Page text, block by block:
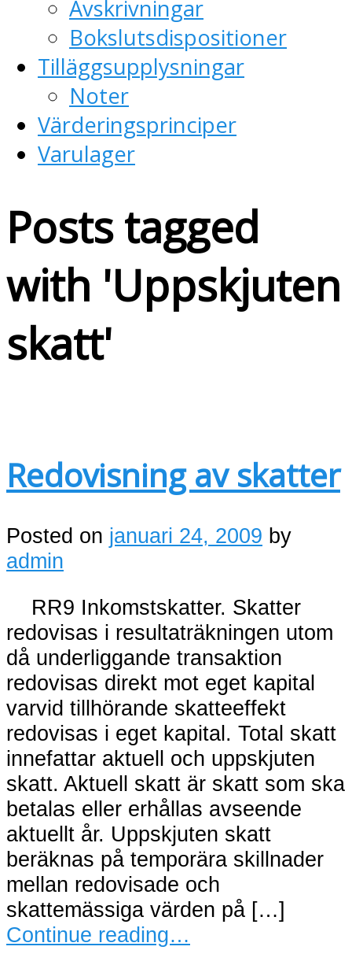
Avskrivningar
Bokslutsdispositioner
Tilläggsupplysningar
Noter
Värderingsprinciper
Varulager
Posts tagged
with 'Uppskjuten
skatt'
Redovisning av skatter
Posted on januari 24, 2009 by
admin
RR9 Inkomstskatter. Skatter
redovisas i resultaträkningen utom
då underliggande transaktion
redovisas direkt mot eget kapital
varvid tillhörande skatteeffekt
redovisas i eget kapital. Total skatt
innefattar aktuell och uppskjuten
skatt. Aktuell skatt är skatt som ska
betalas eller erhållas avseende
aktuellt år. Uppskjuten skatt
beräknas på temporära skillnader
mellan redovisade och
skattemässiga värden på […]
Continue reading…